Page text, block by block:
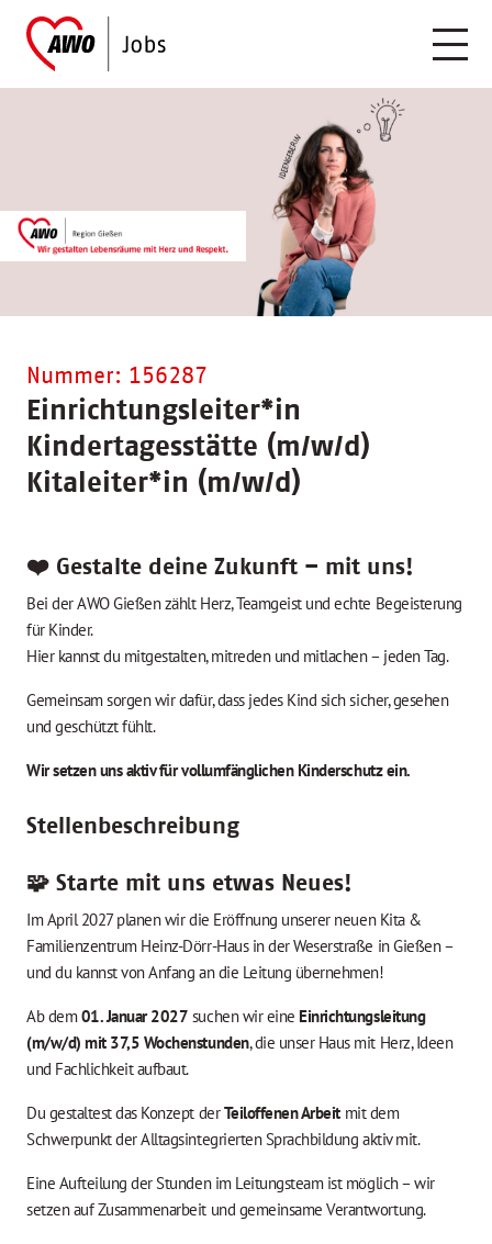
Nummer: 156287
Einrichtungsleiter*in
Kindertagesstätte (m/w/d)
Kitaleiter*in (m/w/d)
❤️ Gestalte deine Zukunft – mit uns!
Bei der AWO Gießen zählt Herz, Teamgeist und echte Begeisterung
für Kinder.
Hier kannst du mitgestalten, mitreden und mitlachen – jeden Tag.
Gemeinsam sorgen wir dafür, dass jedes Kind sich sicher, gesehen
und geschützt fühlt.
Wir setzen uns aktiv für vollumfänglichen Kinderschutz ein.
Stellenbeschreibung
🧩 Starte mit uns etwas Neues!
Im April 2027 planen wir die Eröffnung unserer neuen Kita &
Familienzentrum Heinz-Dörr-Haus in der Weserstraße in Gießen –
und du kannst von Anfang an die Leitung übernehmen!
Ab dem01. Januar 2027 suchen wir eine Einrichtungsleitung
(m/w/d) mit 37,5 Wochenstunden, die unser Haus mit Herz, Ideen
und Fachlichkeit aufbaut.
Du gestaltest das Konzept derTeiloffenen Arbeitmit dem
Schwerpunkt der Alltagsintegrierten Sprachbildung aktiv mit.
Eine Aufteilung der Stunden im Leitungsteam ist möglich – wir
setzen auf Zusammenarbeit und gemeinsame Verantwortung.